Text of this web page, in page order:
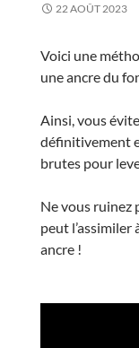
22 AOÛT 2023
Voici une
une ancre du
Ainsi, vous
définitivement
brutes pour
Ne vous ruinez
peut
ancre !